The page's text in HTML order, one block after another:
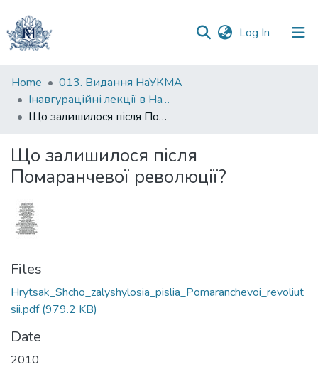
Log In (current)
Communities
&
Collections
Statistics
Home
013. Видання НаУКМА
Інавгураційні лекції в НаУКМА
Що залишилося після Помаранчевої революції?
Що залишилося після
Помаранчевої революції?
Files
Hrytsak_Shcho_zalyshylosia_pislia_Pomaranchevoi_revoliut
sii.pdf(979.2 KB)
Date
2010